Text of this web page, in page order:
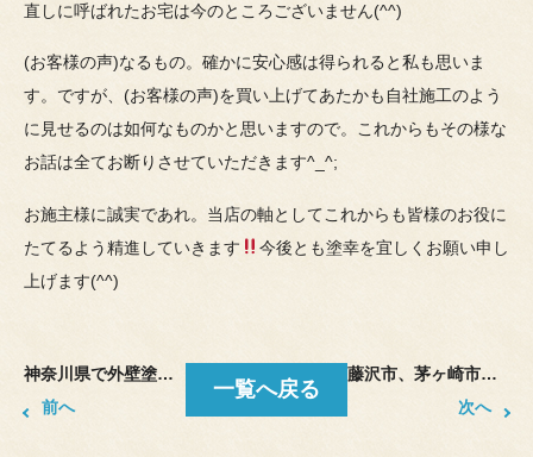
直しに呼ばれたお宅は今のところございません(^^)
(お客様の声)なるもの。確かに安心感は得られると私も思いま
す。ですが、(お客様の声)を買い上げてあたかも自社施工のよう
に見せるのは如何なものかと思いますので。これからもその様な
お話は全てお断りさせていただきます^_^;
お施主様に誠実であれ。当店の軸としてこれからも皆様のお役に
たてるよう精進していきます
今後とも塗幸を宜しくお願い申し
上げます(^^)
神奈川県で外壁塗装、塗り替えをしております。塗幸です。
前へ
一覧へ戻る
藤沢市、茅ヶ崎市で外壁塗装をしております。塗幸です
次へ